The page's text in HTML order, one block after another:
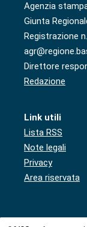
Agenzia
Giunta
Registrazione
Direttore
Redazione
Link utili
Lista RSS
Note legali
Privacy
Area riservata